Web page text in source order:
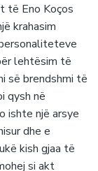
të Eno Koços
krahasim
lehtësim të
së brendshmi të
qysh në
ishte një arsye
dhe e
kish gjaa të
si akt